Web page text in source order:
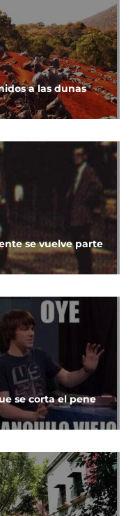
a las dunas
se vuelve parte
se corta el pene